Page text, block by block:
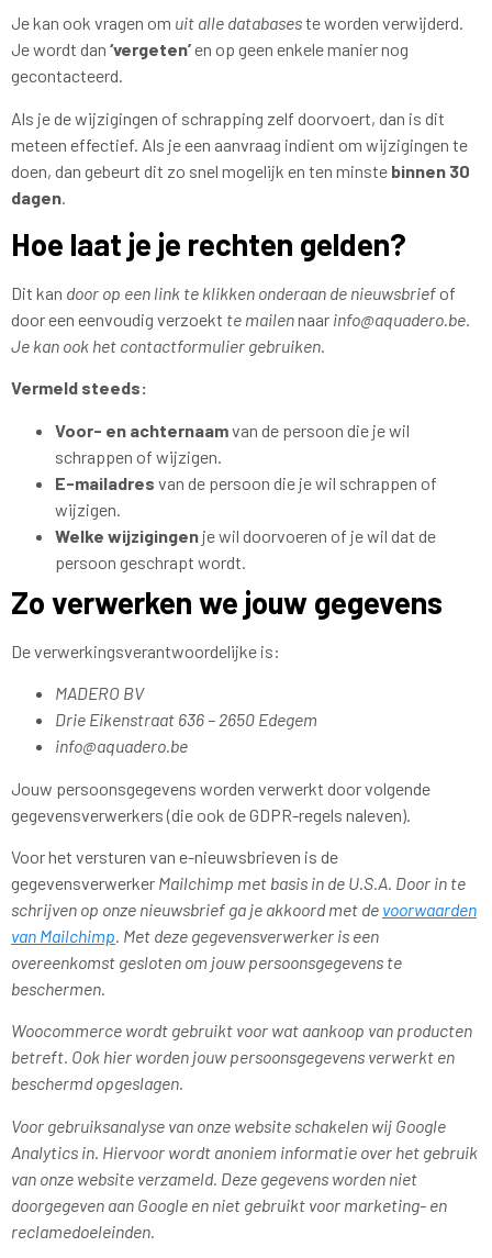
Je kan ook vragen om uit alle databaseste worden verwijderd.
Je wordt dan ‘vergeten’en op geen enkele manier nog
gecontacteerd.
Als je de wijzigingen of schrapping zelf doorvoert, dan is dit
meteen effectief. Als je een aanvraag indient om wijzigingen te
doen, dan gebeurt dit zo snel mogelijk en ten minste binnen 30
dagen
Hoe laat je je rechten gelden?
Dit kan door op een link te klikken onderaan de nieuwsbrief of
door een eenvoudig verzoekt te mailennaar info@aquadero.be.
Je kan ook het contactformulier gebruiken.
Vermeld steeds:
Voor- en achternaamvan de persoon die je wil
schrappen of wijzigen.
E-mailadres van de persoon die je wil schrappen of
wijzigen.
Welke wijzigingen je wil doorvoeren of je wil dat de
persoon geschrapt wordt.
Zo verwerken we jouw gegevens
De verwerkingsverantwoordelijke is:
MADERO BV
Drie Eikenstraat 636 – 2650 Edegem
info@aquadero.be
Jouw persoonsgegevens worden verwerkt door volgende
gegevensverwerkers (die ook de GDPR-regels naleven).
Voor het versturen van e-nieuwsbrieven is de
gegevensverwerker Mailchimp met basis in de U.S.A. Door in te
schrijven op onze nieuwsbrief ga je akkoord met de voorwaarden
van Mailchimp. Met deze gegevensverwerker is een
overeenkomst gesloten om jouw persoonsgegevens te
beschermen.
Woocommerce wordt gebruikt voor wat aankoop van producten
betreft. Ook hier worden jouw persoonsgegevens verwerkt en
beschermd opgeslagen.
Voor gebruiksanalyse van onze website schakelen wij Google
Analytics in. Hiervoor wordt anoniem informatie over het gebruik
van onze website verzameld. Deze gegevens worden niet
doorgegeven aan Google en niet gebruikt voor marketing- en
reclamedoeleinden.